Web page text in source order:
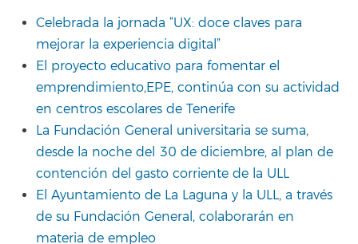
Celebrada la jornada “UX: doce claves para
mejorar la experiencia digital”
El proyecto educativo para fomentar el
emprendimiento,EPE, continúa con su actividad
en centros escolares de Tenerife
La Fundación General universitaria se suma,
desde la noche del 30 de diciembre, al plan de
contención del gasto corriente de la ULL
El Ayuntamiento de La Laguna y la ULL, a través
de su Fundación General, colaborarán en
materia de empleo